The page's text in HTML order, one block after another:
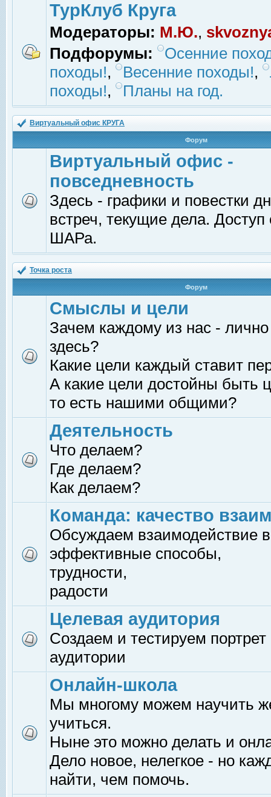
ТурКлуб Круга
Модераторы: М.Ю.,
Подфорумы:
Осенние
походы!, Весенние походы!,
походы!, Планы на год.
Виртуальный офис КРУГА
Форум
Виртуальный офис -
повседневность
Здесь - графики и повестки
встреч, текущие дела.
ШАРа.
Точка роста
Форум
Смыслы и цели
Зачем каждому из нас -
здесь?
Какие цели каждый ставит
А какие цели достойны быть
то есть нашими общими?
Деятельность
Что делаем?
Где делаем?
Как делаем?
Команда: качество
Обсуждаем взаимодействие
эффективные способы,
трудности,
радости
Целевая аудитория
Создаем и тестируем
аудитории
Онлайн-школа
Мы многому можем научить
учиться.
Ныне это можно делать и
Дело новое, нелегкое - но
найти, чем помочь.